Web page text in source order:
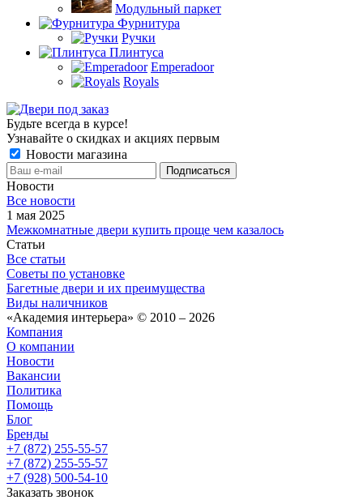
Модульный паркет
Фурнитура
Ручки
Плинтуса
Emperadoor
Royals
Будьте всегда в курсе!
Узнавайте о скидках и акциях первым
Новости магазина
Новости
Все новости
1 мая 2025
Межкомнатные двери купить проще чем казалось
Статьи
Все статьи
Советы по установке
Багетные двери и их преимущества
Виды наличников
«Академия интерьера» © 2010 – 2026
Компания
О компании
Новости
Вакансии
Политика
Помощь
Блог
Бренды
+7 (872) 255-55-57
+7 (872) 255-55-57
+7 (928) 500-54-10
Заказать звонок